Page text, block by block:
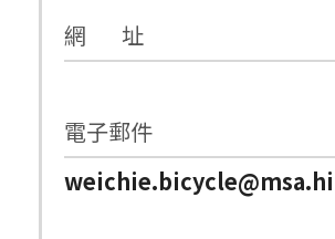
網 址
電子郵件